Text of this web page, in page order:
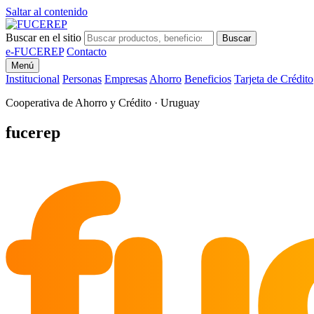
Saltar al contenido
Buscar en el sitio Buscar
e-FUCEREP Contacto
Menú
Institucional Personas Empresas Ahorro Beneficios Tarjeta de Crédito
Cooperativa de Ahorro y Crédito · Uruguay
fucerep